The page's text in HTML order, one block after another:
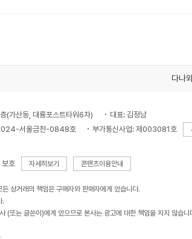
다나
(가산동, 대륭포스트타워6차)
대표: 김정남
서울금천-0848호 부가통신사업: 제003081호
보호 자세히보기 콘텐츠이용안내
상거래의 책임은 구매자와 판매자에게 있습니다.
.
(또는 글쓴이)에게 있으므로 본사는 광고에 대한 책임을 지지 않습니